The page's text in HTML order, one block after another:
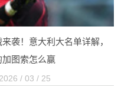
袭！意大利大名单详解，
图索怎么赢
2026 / 03 / 25